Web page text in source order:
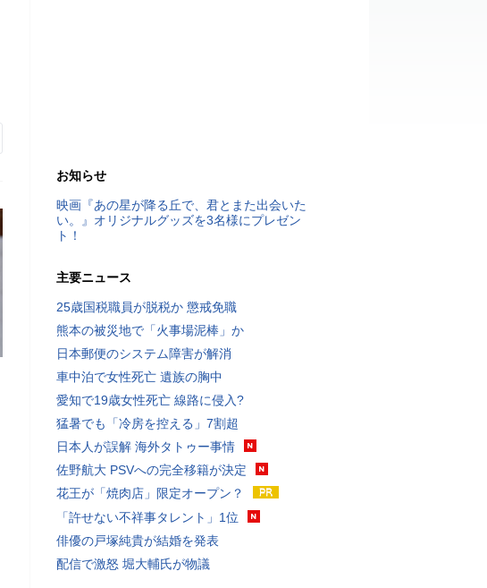
お知らせ
映画『あの星が降る丘で、君とまた出会いた
い。』オリジナルグッズを3名様にプレゼン
ト！
主要ニュース
25歳国税職員が脱税か 懲戒免職
熊本の被災地で「火事場泥棒」か
日本郵便のシステム障害が解消
車中泊で女性死亡 遺族の胸中
愛知で19歳女性死亡 線路に侵入?
猛暑でも「冷房を控える」7割超
日本人が誤解 海外タトゥー事情
佐野航大 PSVへの完全移籍が決定
花王が「焼肉店」限定オープン？
「許せない不祥事タレント」1位
俳優の戸塚純貴が結婚を発表
配信で激怒 堀大輔氏が物議